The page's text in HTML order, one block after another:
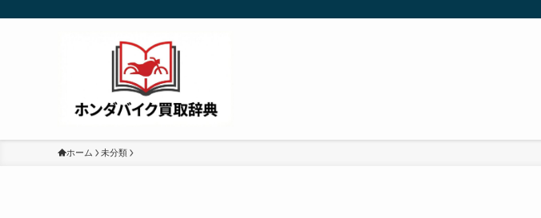
ホーム 未分類